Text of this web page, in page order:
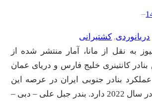
–
دریانوردی, کشتیرانی
به نقل از مانا، آمار منتشر شده از
کانتینری خلیج فارس و دریای عمان
بنادر جنوبی ایران در عرصه این
رقابت منطقه ای در سال 2022 دارد. بندر جبل علی – دبی –